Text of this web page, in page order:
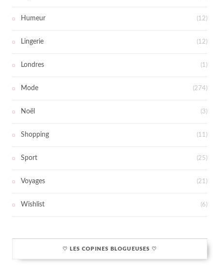
Humeur (12)
Lingerie (12)
Londres (1)
Mode (274)
Noël (3)
Shopping (11)
Sport (25)
Voyages (21)
Wishlist (6)
♡ LES COPINES BLOGUEUSES ♡